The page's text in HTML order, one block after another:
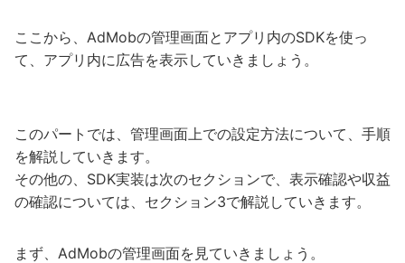
ここから、AdMobの管理画面とアプリ内のSDKを使っ
て、アプリ内に広告を表示していきましょう。
このパートでは、管理画面上での設定方法について、手順
を解説していきます。
その他の、SDK実装は次のセクションで、表示確認や収益
の確認については、セクション3で解説していきます。
まず、AdMobの管理画面を見ていきましょう。